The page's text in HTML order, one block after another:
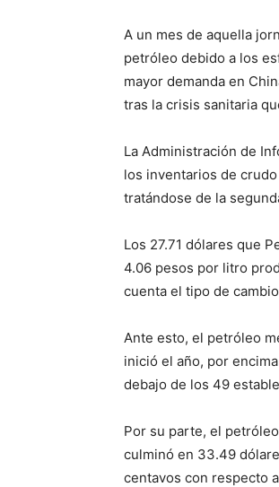
A un mes de aquella
petróleo debido a los
mayor demanda en
tras la crisis sanitaria
La Administración de
los inventarios de
tratándose de la
Los 27.71 dólares que
4.06 pesos por litro
cuenta el tipo de
Ante esto, el petróleo
inició el año, por
debajo de los 49
Por su parte, el
culminó en 33.49
centavos con respecto